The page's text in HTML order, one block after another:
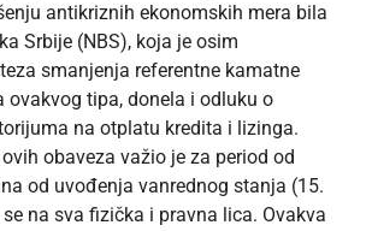
antikriznih ekonomskih mera bila
Srbije (NBS), koja je osim
smanjenja referentne kamatne
ovakvog tipa, donela i odluku o
na otplatu kredita i lizinga.
obaveza važio je za period od
od uvođenja vanrednog stanja (15.
na sva fizička i pravna lica. Ovakva